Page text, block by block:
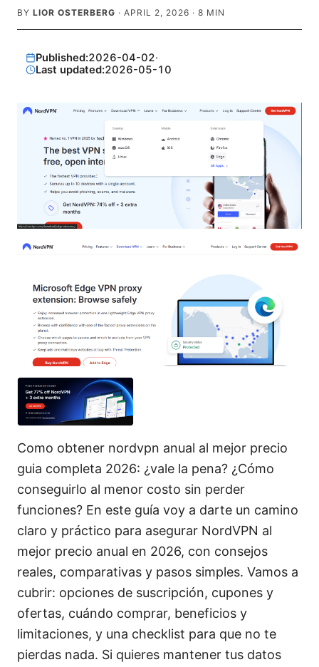
BY LIOR OSTERBERG · APRIL 2, 2026 · 8 MIN
Published:2026-04-02·
Last updated:2026-05-10
Como obtener nordvpn anual al mejor precio
guia completa 2026: ¿vale la pena? ¿Cómo
conseguirlo al menor costo sin perder
funciones? En este guía voy a darte un camino
claro y práctico para asegurar NordVPN al
mejor precio anual en 2026, con consejos
reales, comparativas y pasos simples. Vamos a
cubrir: opciones de suscripción, cupones y
ofertas, cuándo comprar, beneficios y
limitaciones, y una checklist para que no te
pierdas nada. Si quieres mantener tus datos